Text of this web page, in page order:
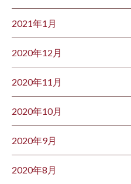
2021年1月
2020年12月
2020年11月
2020年10月
2020年9月
2020年8月